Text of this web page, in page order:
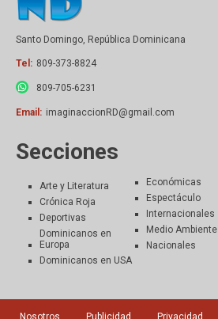
Santo Domingo, República Dominicana
Tel: 809-373-8824
809-705-6231
Email: imaginaccionRD@gmail.com
Secciones
Arte y Literatura
Crónica Roja
Deportivas
Dominicanos en
Europa
Dominicanos en USA
Económicas
Espectáculo
Internacionales
Medio Ambiente
Nacionales
Nosotros Publicidad Privacidad